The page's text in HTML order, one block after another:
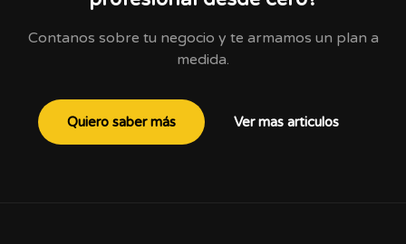
Contanos sobre tu negocio y te armamos un plan a
medida.
Quiero saber más Ver mas articulos